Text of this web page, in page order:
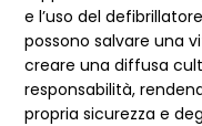
e l’uso del
possono salvare una
creare una diffusa
responsabilità,
propria sicurezza e